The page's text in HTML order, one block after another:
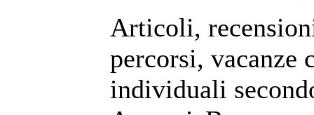
Articoli,
percorsi, vacanze
individuali